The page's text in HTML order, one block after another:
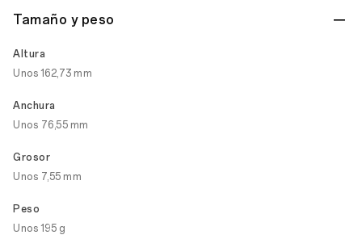
Tamaño y peso
Altura
Unos 162,73 mm
Anchura
Unos 76,55 mm
Grosor
Unos 7,55 mm
Peso
Unos 195 g